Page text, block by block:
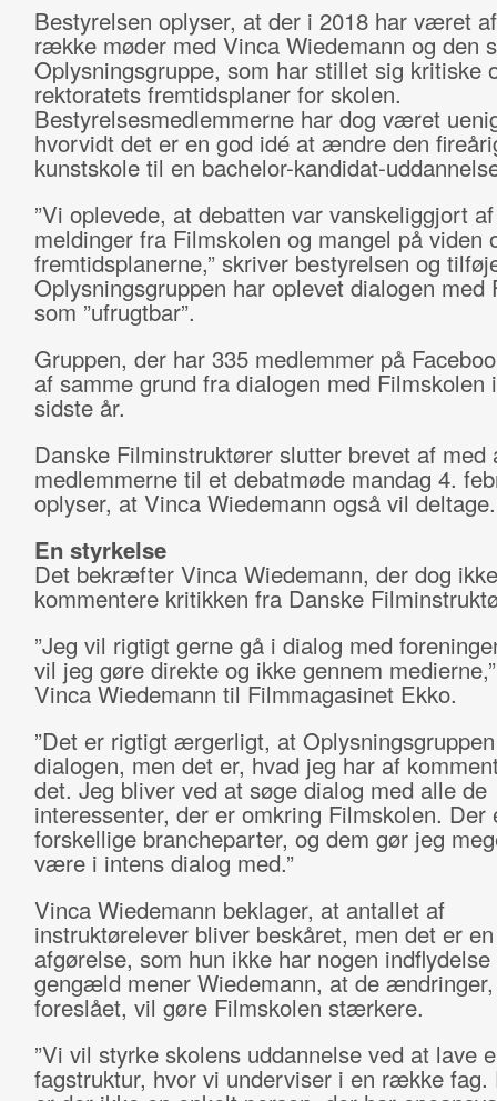
Bestyrelsen oplyser, at der i 2018 har været
række møder med Vinca Wiedemann og den
Oplysningsgruppe, som har stillet sig kritiske
rektoratets fremtidsplaner for skolen.
Bestyrelsesmedlemmerne har dog været
hvorvidt det er en god idé at ændre den
kunstskole til en bachelor-kandidat-
”Vi oplevede, at debatten var vanskeliggjort
meldinger fra Filmskolen og mangel på viden
fremtidsplanerne,” skriver bestyrelsen og
Oplysningsgruppen har oplevet dialogen med
som ”ufrugtbar”.
Gruppen, der har 335 medlemmer på
af samme grund fra dialogen med Filmskolen
sidste år.
Danske Filminstruktører slutter brevet af med
medlemmerne til et debatmøde mandag 4.
oplyser, at Vinca Wiedemann også vil deltage.
En styrkelse
Det bekræfter Vinca Wiedemann, der dog
kommentere kritikken fra Danske
”Jeg vil rigtigt gerne gå i dialog med
vil jeg gøre direkte og ikke gennem
Vinca Wiedemann til Filmmagasinet Ekko.
”Det er rigtigt ærgerligt, at
dialogen, men det er, hvad jeg har af
det. Jeg bliver ved at søge dialog med alle de
interessenter, der er omkring Filmskolen. Der
forskellige brancheparter, og dem gør jeg
være i intens dialog med.”
Vinca Wiedemann beklager, at antallet af
instruktørelever bliver beskåret, men det er
afgørelse, som hun ikke har nogen
gengæld mener Wiedemann, at de
foreslået, vil gøre Filmskolen stærkere.
”Vi vil styrke skolens uddannelse ved at lave
fagstruktur, hvor vi underviser i en række fag.